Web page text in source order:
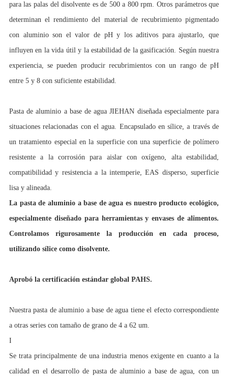
para las palas del disolvente es de 500 a 800 rpm. Otros parámetros que
determinan el rendimiento del material de recubrimiento pigmentado
con aluminio son el valor de pH y los aditivos para ajustarlo, que
influyen en la vida útil y la estabilidad de la gasificación. Según nuestra
experiencia, se pueden producir recubrimientos con un rango de pH
entre 5 y 8 con suficiente estabilidad.
Pasta de aluminio a base de agua JIEHAN diseñada especialmente para
situaciones relacionadas con el agua. Encapsulado en sílice, a través de
un tratamiento especial en la superficie con una superficie de polímero
resistente a la corrosión para aislar con oxígeno, alta estabilidad,
compatibilidad y resistencia a la intemperie, EAS disperso, superficie
lisa y alineada.
La pasta de aluminio a base de agua es nuestro producto ecológico,
especialmente diseñado para herramientas y envases de alimentos.
Controlamos rigurosamente la producción en cada proceso,
utilizando sílice como disolvente.
Aprobó la certificación estándar global PAHS.
Nuestra pasta de aluminio a base de agua tiene el efecto correspondiente
a otras series con tamaño de grano de 4 a 62 um.
I
Se trata principalmente de una industria menos exigente en cuanto a la
calidad en el desarrollo de pasta de aluminio a base de agua, con un